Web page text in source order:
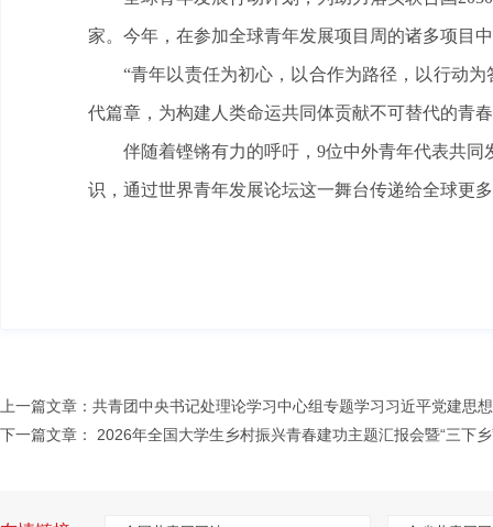
家。今年，在参加全球青年发展项目周的诸多项目
“青年以责任为初心，以合作为路径，以行动
代篇章，为构建人类命运共同体贡献不可替代的青
伴随着铿锵有力的呼吁，9位中外青年代表共
识，通过世界青年发展论坛这一舞台传递给全球更
上一篇文章： 共青团中央书记处理论学习中心组专题学习习近平党建思想
下一篇文章：
2026年全国大学生乡村振兴青春建功主题汇报会暨“三下